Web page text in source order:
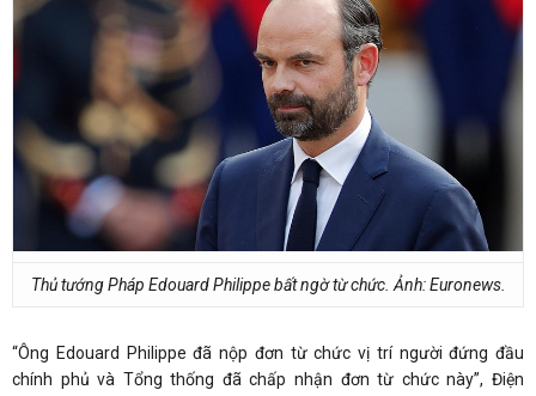
Thủ tướng Pháp Edouard Philippe bất ngờ từ chức. Ảnh: Euronews.
“Ông Edouard Philippe đã nộp đơn từ chức vị trí người đứng đầu
chính phủ và Tổng thống đã chấp nhận đơn từ chức này”, Điện